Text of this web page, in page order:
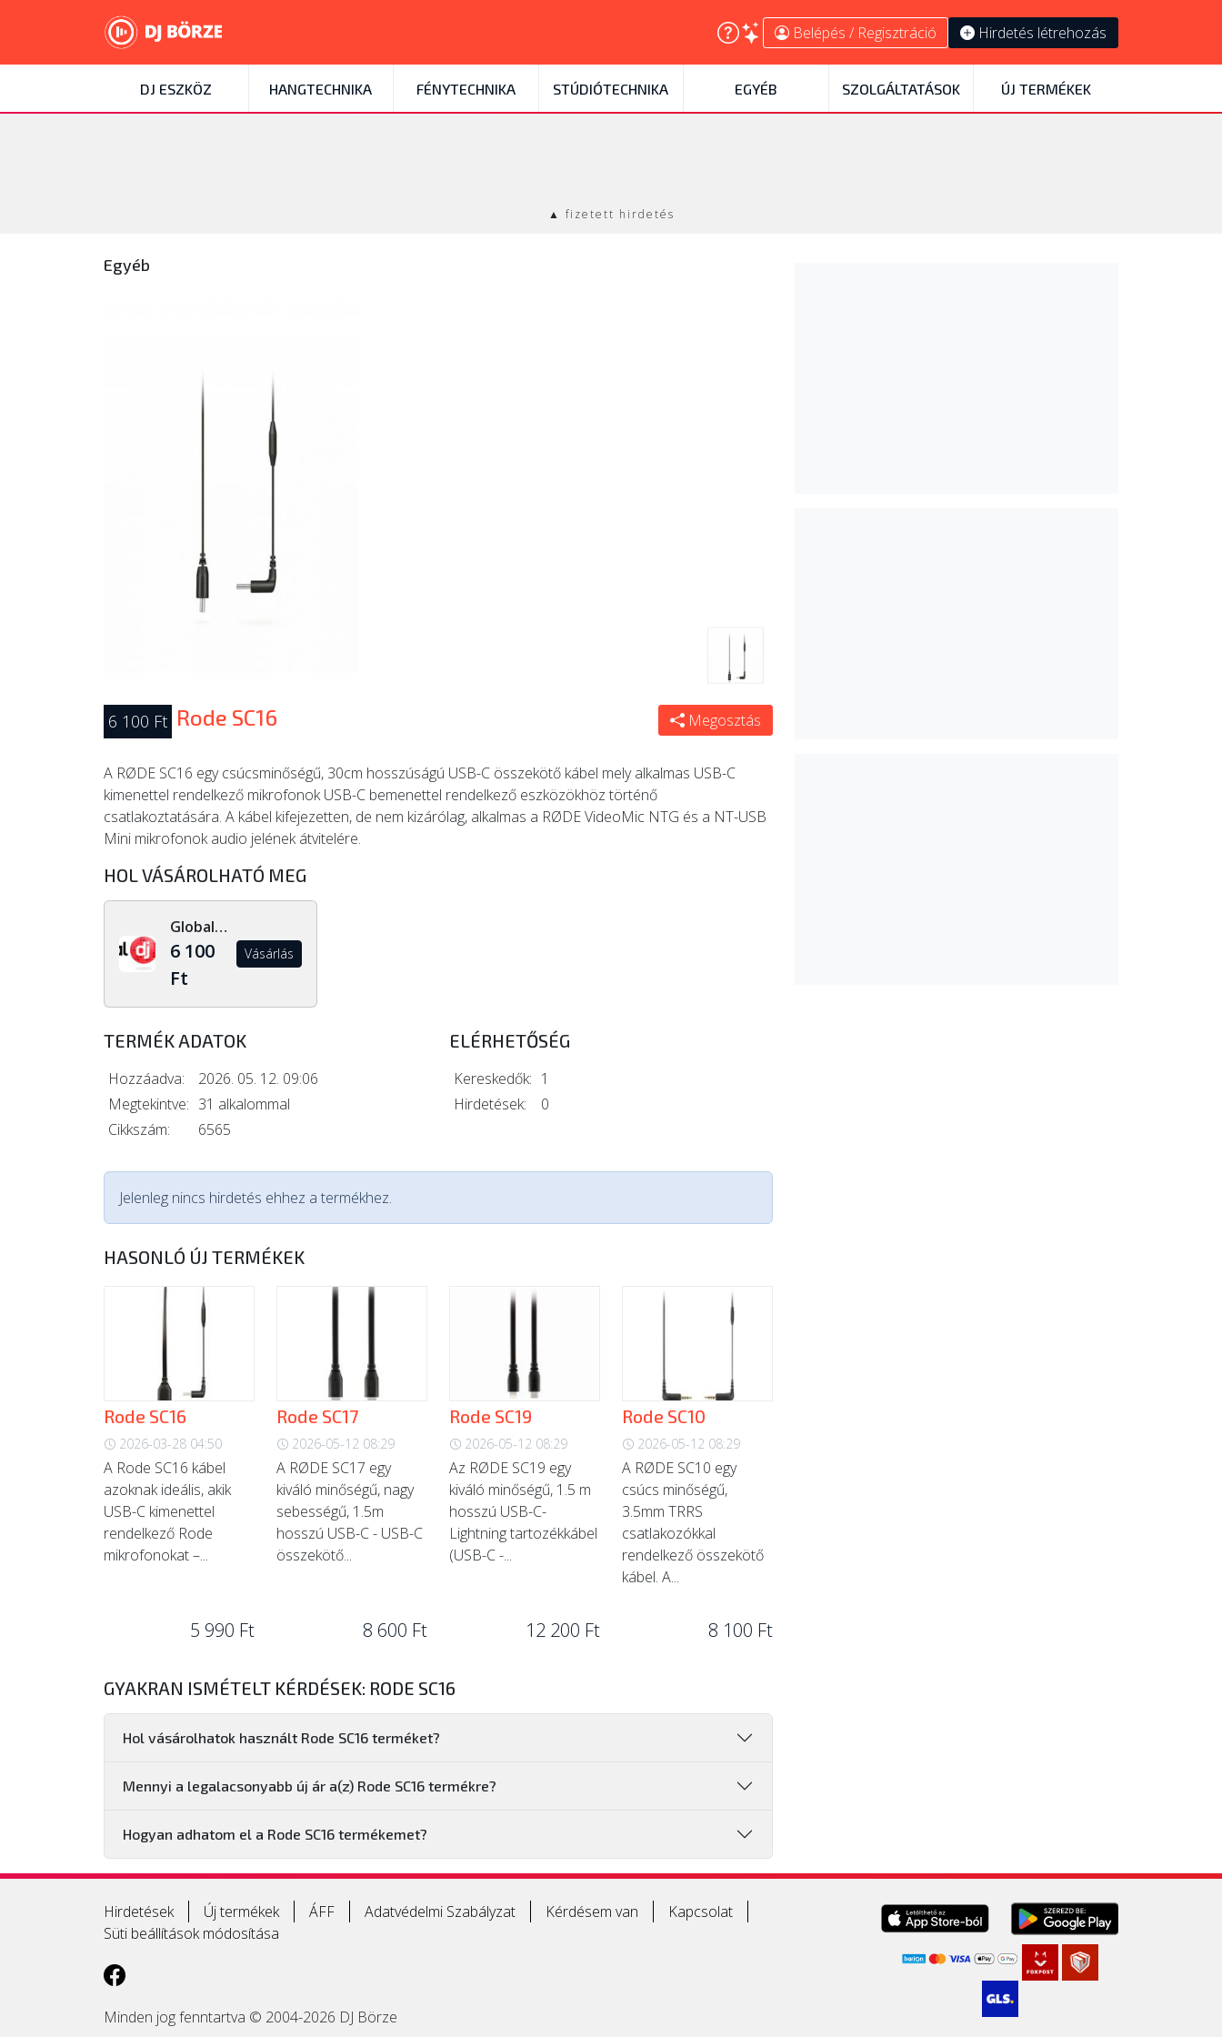
Belépés / Regisztráció Hirdetés létrehozás
DJ ESZKÖZ HANGTECHNIKA FÉNYTECHNIKA STÚDIÓTECHNIKA EGYÉB SZOLGÁLTATÁSOK ÚJ TERMÉKEK
▲ fizetett hirdetés
Egyéb
6 100 Ft Rode SC16 Megosztás
A RØDE SC16 egy csúcsminőségű, 30cm hosszúságú USB-C összekötő kábel mely alkalmas USB-C
kimenettel rendelkező mikrofonok USB-C bemenettel rendelkező eszközökhöz történő
csatlakoztatására. A kábel kifejezetten, de nem kizárólag, alkalmas a RØDE VideoMic NTG és a NT-USB
Mini mikrofonok audio jelének átvitelére.
HOL VÁSÁROLHATÓ MEG
Global Dj Shop
6 100
Ft
Vásárlás
TERMÉK ADATOK
Hozzáadva:
2026. 05. 12. 09:06
Megtekintve: 31 alkalommal
Cikkszám:
6565
ELÉRHETŐSÉG
Kereskedők: 1
Hirdetések:
0
Jelenleg nincs hirdetés ehhez a termékhez.
HASONLÓ ÚJ TERMÉKEK
Rode SC16
2026-03-28 04:50
A Rode SC16 kábel
azoknak ideális, akik
USB-C kimenettel
rendelkező Rode
mikrofonokat –...
5 990 Ft
Rode SC17
2026-05-12 08:29
A RØDE SC17 egy
kiváló minőségű, nagy
sebességű, 1.5m
hosszú USB-C - USB-C
összekötő...
8 600 Ft
Rode SC19
2026-05-12 08:29
Az RØDE SC19 egy
kiváló minőségű, 1.5 m
hosszú USB-C-
Lightning tartozékkábel
(USB-C -...
12 200 Ft
Rode SC10
2026-05-12 08:29
A RØDE SC10 egy
csúcs minőségű,
3.5mm TRRS
csatlakozókkal
rendelkező összekötő
kábel. A...
8 100 Ft
GYAKRAN ISMÉTELT KÉRDÉSEK: RODE SC16
Hol vásárolhatok használt Rode SC16 terméket?
Mennyi a legalacsonyabb új ár a(z) Rode SC16 termékre?
Hogyan adhatom el a Rode SC16 termékemet?
Hirdetések Új termékek ÁFF Adatvédelmi Szabályzat Kérdésem van
Kapcsolat
Süti beállítások módosítása
Minden jog fenntartva © 2004-2026 DJ Börze